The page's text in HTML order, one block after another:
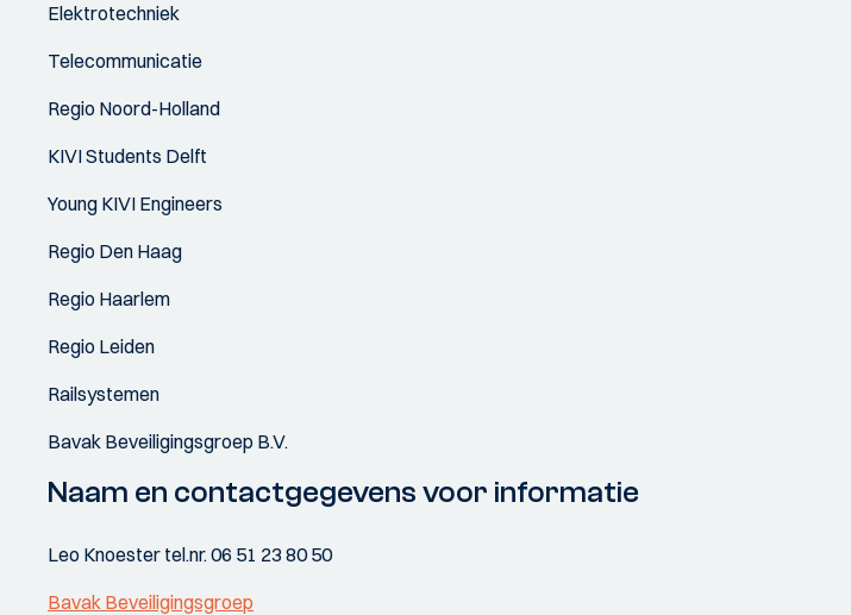
Elektrotechniek
Telecommunicatie
Regio Noord-Holland
KIVI Students Delft
Young KIVI Engineers
Regio Den Haag
Regio Haarlem
Regio Leiden
Railsystemen
Bavak Beveiligingsgroep B.V.
Naam en contactgegevens voor informatie
Leo Knoester tel.nr. 06 51 23 80 50
Bavak Beveiligingsgroep